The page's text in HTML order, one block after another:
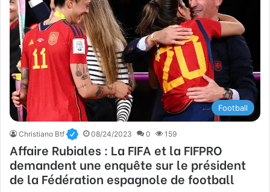
Football
Christiano Btf 08/24/2023 0 159
Affaire Rubiales : La FIFA et la FIFPRO
demandent une enquête sur le président
de la Fédération espagnole de football